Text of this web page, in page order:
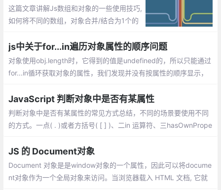
这篇文章讲解Js数组和对象的一些使用技巧,
如何将不同的数组，对象合并/结合为1个的
js中关于for...in遍历对象属性的顺序问题
对象使用obj.length时，它得到的值是undefined的，所以只能通过
for...in循环获取对象的属性，我们发现并没有按属性的顺序显示，
JavaScript 判断对象中是否有某属性
判断对象中是否有某属性的常见方式总结，不同的场景要使用不同
的方式。一点( . )或者方括号( [ ] )、二in 运算符、三hasOwnPrope
需要结合使用
JS 的 Document对象
Document 对象是是window对象的一个属性，因此可以将docume
nt对象作为一个全局对象来访问。当浏览器载入 HTML 文档, 它就